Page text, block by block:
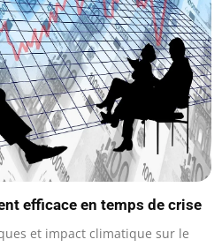
efficace en temps de crise
et impact climatique sur le